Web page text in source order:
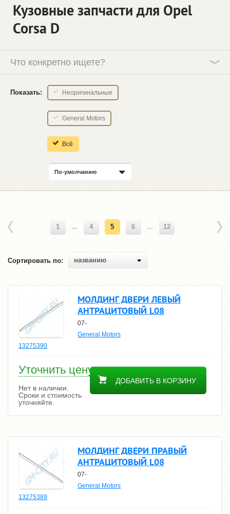
Кузовные запчасти для Opel
Corsa D
Что конкретно ищете?
Показать: Неоригинальные
General Motors
Всё
По-умолчанию
1 ... 4 5 6 ... 12
Сортировать по: названию
МОЛДИНГ ДВЕРИ ЛЕВЫЙ
АНТРАЦИТОВЫЙ L08
07-
General Motors
13275390
Уточнить цену
ДОБАВИТЬ В КОРЗИНУ
Нет в наличии.
Сроки и стоимость
уточняйте.
МОЛДИНГ ДВЕРИ ПРАВЫЙ
АНТРАЦИТОВЫЙ L08
07-
General Motors
13275389